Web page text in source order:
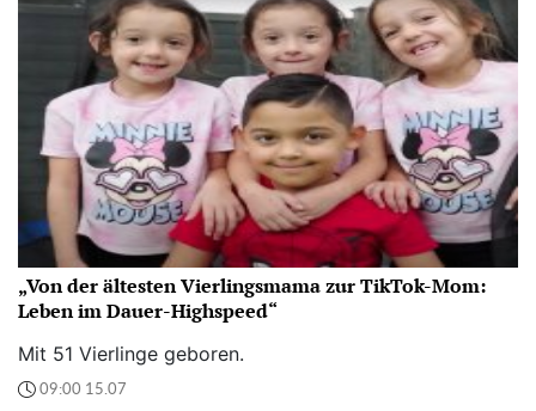
„Von der ältesten Vierlingsmama zur TikTok-Mom:
Leben im Dauer-Highspeed“
Mit 51 Vierlinge geboren.
09:00 15.07